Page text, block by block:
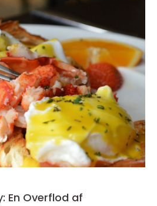
En Overflod af